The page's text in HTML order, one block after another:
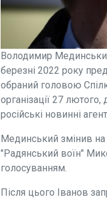
Володимир
березні 2022 року
обраний головою
організації 27
російські новинні
Мединський змінив
"Радянський воїн"
голосуванням.
Після цього Іванов